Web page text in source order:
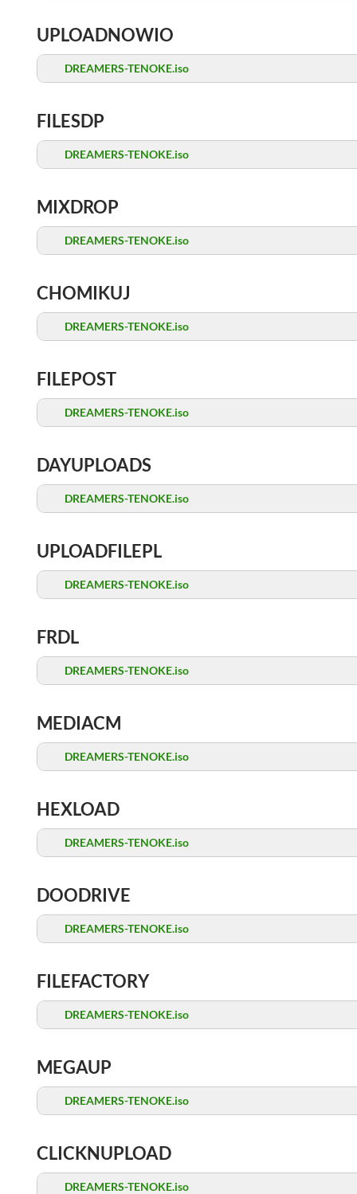
UPLOADNOWIO
DREAMERS-TENOKE.iso
FILESDP
DREAMERS-TENOKE.iso
MIXDROP
DREAMERS-TENOKE.iso
CHOMIKUJ
DREAMERS-TENOKE.iso
FILEPOST
DREAMERS-TENOKE.iso
DAYUPLOADS
DREAMERS-TENOKE.iso
UPLOADFILEPL
DREAMERS-TENOKE.iso
FRDL
DREAMERS-TENOKE.iso
MEDIACM
DREAMERS-TENOKE.iso
HEXLOAD
DREAMERS-TENOKE.iso
DOODRIVE
DREAMERS-TENOKE.iso
FILEFACTORY
DREAMERS-TENOKE.iso
MEGAUP
DREAMERS-TENOKE.iso
CLICKNUPLOAD
DREAMERS-TENOKE.iso